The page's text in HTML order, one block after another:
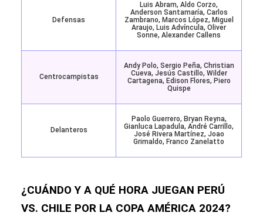
Defensas
Luis Abram, Aldo Corzo,
Anderson Santamaría, Carlos
Zambrano, Marcos López, Miguel
Araujo, Luis Advíncula, Oliver
Sonne, Alexander Callens
Centrocampistas
Andy Polo, Sergio Peña, Christian
Cueva, Jesús Castillo, Wilder
Cartagena, Edison Flores, Piero
Quispe
Delanteros
Paolo Guerrero, Bryan Reyna,
Gianluca Lapadula, André Carrillo,
José Rivera Martínez, Joao
Grimaldo, Franco Zanelatto
¿CUÁNDO Y A QUÉ HORA JUEGAN PERÚ
VS. CHILE POR LA COPA AMÉRICA 2024?